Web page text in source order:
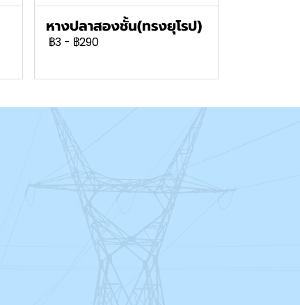
หางปลาสองชั้น(ทรงยุโรป)
฿3 - ฿290